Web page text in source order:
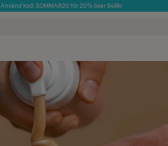
Använd kod: SOMMAR20 för 20% över 649kr